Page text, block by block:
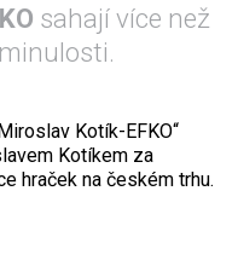
sahají více než
Kotík-EFKO“
Kotíkem za
hraček na českém trhu.